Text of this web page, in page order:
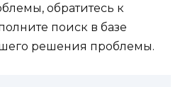
обратитесь к
поиск в базе
решения проблемы.